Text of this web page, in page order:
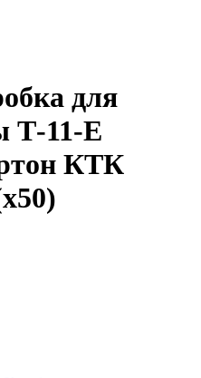
для
Т-11-Е
КТК